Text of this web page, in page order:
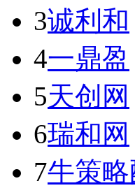
3诚利和
4一鼎盈
5天创网
6瑞和网
7牛策